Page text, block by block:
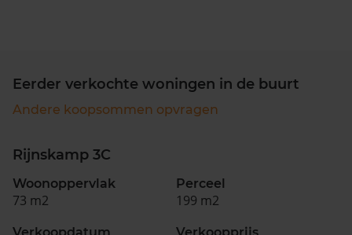
Eerder verkochte woningen in de buurt
Andere koopsommen opvragen
Rijnskamp 3C
Woonoppervlak
73 m2
Perceel
199 m2